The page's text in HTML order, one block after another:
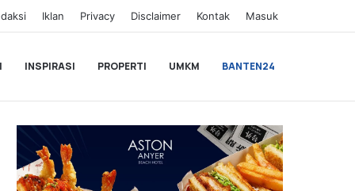
Iklan Privacy Disclaimer Kontak Masuk
INSPIRASI PROPERTI UMKM BANTEN24